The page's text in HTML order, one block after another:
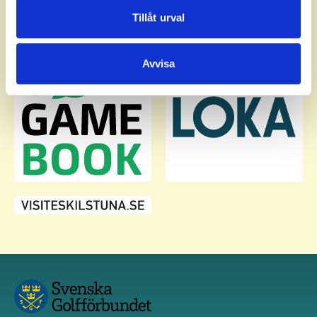
Dessa kan i sin tur kombinera informationen med annan
Tillåt urval
Avvisa